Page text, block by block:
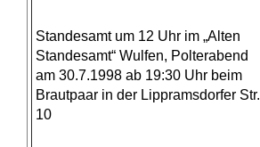
Standesamt um 12 Uhr im „Alten
Standesamt“ Wulfen, Polterabend
am 30.7.1998 ab 19:30 Uhr beim
Brautpaar in der Lippramsdorfer Str.
10